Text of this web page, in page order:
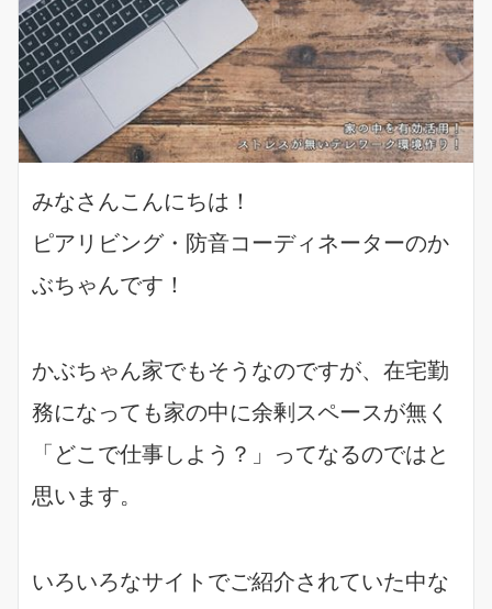
みなさんこんにちは！
ピアリビング・防音コーディネーターのか
ぶちゃんです！
かぶちゃん家でもそうなのですが、在宅勤
務になっても家の中に余剰スペースが無く
「どこで仕事しよう？」ってなるのではと
思います。
いろいろなサイトでご紹介されていた中な